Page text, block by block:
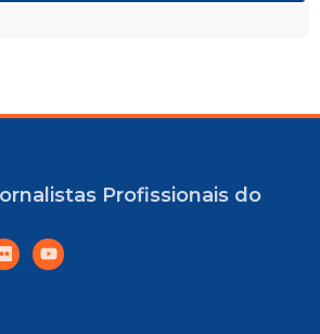
Profissionais do